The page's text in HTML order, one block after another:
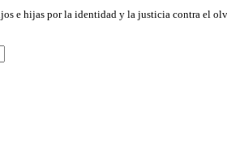
e hijas por la identidad y la justicia contra el